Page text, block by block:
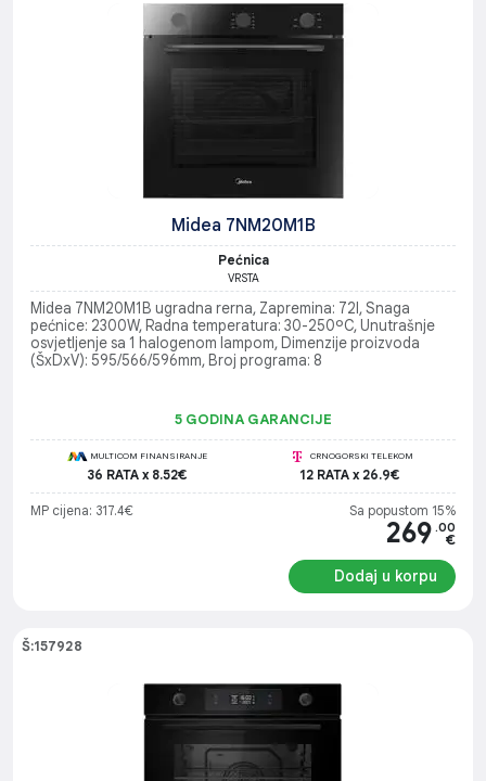
Midea 7NM20M1B
Pećnica
VRSTA
Midea 7NM20M1B ugradna rerna, Zapremina: 72l, Snaga
pećnice: 2300W, Radna temperatura: 30-250ºC, Unutrašnje
osvjetljenje sa 1 halogenom lampom, Dimenzije proizvoda
(ŠxDxV): 595/566/596mm, Broj programa: 8
5 GODINA GARANCIJE
MULTICOM FINANSIRANJE
36 RATA x 8.52€
CRNOGORSKI TELEKOM
12 RATA x 26.9€
MP cijena: 317.4€ Sa popustom 15%
269 .00
€
Dodaj u korpu
Š:157928